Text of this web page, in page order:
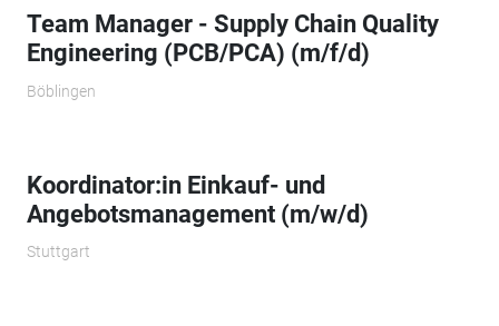
Team Manager - Supply Chain Quality
Engineering (PCB/PCA) (m/f/d)
Böblingen
Koordinator:in Einkauf- und
Angebotsmanagement (m/w/d)
Stuttgart